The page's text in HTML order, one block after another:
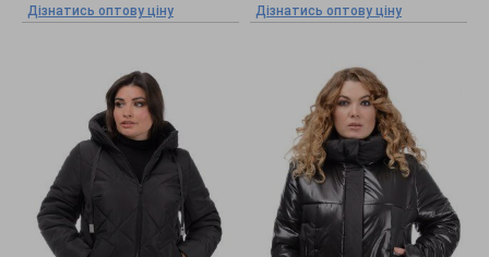
Дізнатись оптову ціну
Дізнатись оптову ціну